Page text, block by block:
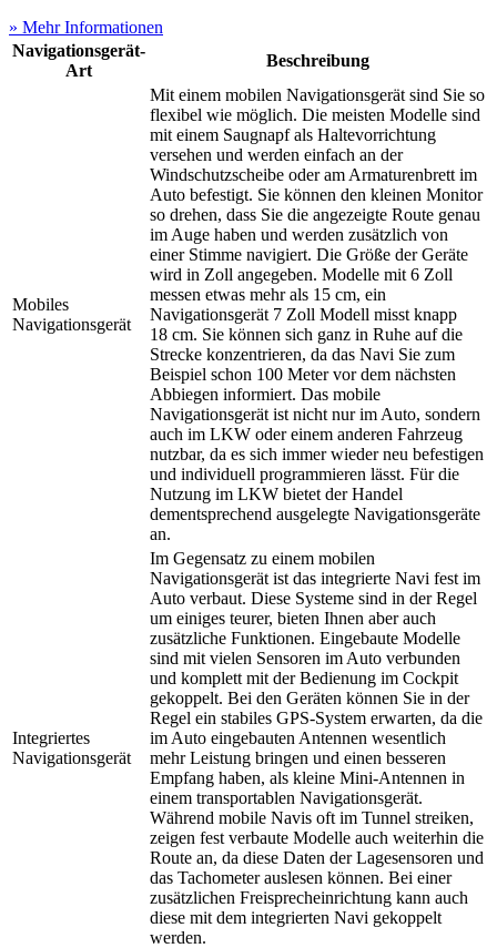
» Mehr Informationen
Navigationsgerät-
Art
Beschreibung
Mobiles
Navigationsgerät
Mit einem mobilen Navigationsgerät sind Sie so
flexibel wie möglich. Die meisten Modelle sind
mit einem Saugnapf als Haltevorrichtung
versehen und werden einfach an der
Windschutzscheibe oder am Armaturenbrett im
Auto befestigt. Sie können den kleinen Monitor
so drehen, dass Sie die angezeigte Route genau
im Auge haben und werden zusätzlich von
einer Stimme navigiert. Die Größe der Geräte
wird in Zoll angegeben. Modelle mit 6 Zoll
messen etwas mehr als 15 cm, ein
Navigationsgerät 7 Zoll Modell misst knapp
18 cm. Sie können sich ganz in Ruhe auf die
Strecke konzentrieren, da das Navi Sie zum
Beispiel schon 100 Meter vor dem nächsten
Abbiegen informiert. Das mobile
Navigationsgerät ist nicht nur im Auto, sondern
auch im LKW oder einem anderen Fahrzeug
nutzbar, da es sich immer wieder neu befestigen
und individuell programmieren lässt. Für die
Nutzung im LKW bietet der Handel
dementsprechend ausgelegte Navigationsgeräte
an.
Integriertes
Navigationsgerät
Im Gegensatz zu einem mobilen
Navigationsgerät ist das integrierte Navi fest im
Auto verbaut. Diese Systeme sind in der Regel
um einiges teurer, bieten Ihnen aber auch
zusätzliche Funktionen. Eingebaute Modelle
sind mit vielen Sensoren im Auto verbunden
und komplett mit der Bedienung im Cockpit
gekoppelt. Bei den Geräten können Sie in der
Regel ein stabiles GPS-System erwarten, da die
im Auto eingebauten Antennen wesentlich
mehr Leistung bringen und einen besseren
Empfang haben, als kleine Mini-Antennen in
einem transportablen Navigationsgerät.
Während mobile Navis oft im Tunnel streiken,
zeigen fest verbaute Modelle auch weiterhin die
Route an, da diese Daten der Lagesensoren und
das Tachometer auslesen können. Bei einer
zusätzlichen Freisprecheinrichtung kann auch
diese mit dem integrierten Navi gekoppelt
werden.